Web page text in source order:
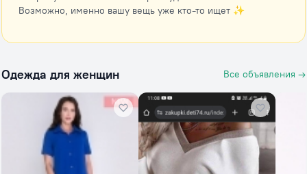
Возможно, именно вашу вещь уже кто-то ищет ✨
Одежда для женщин Все объявления →